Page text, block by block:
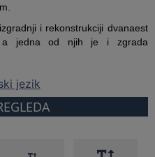
i rekonstrukciji dvanaest
a jedna od njih je i zgrada
jezik